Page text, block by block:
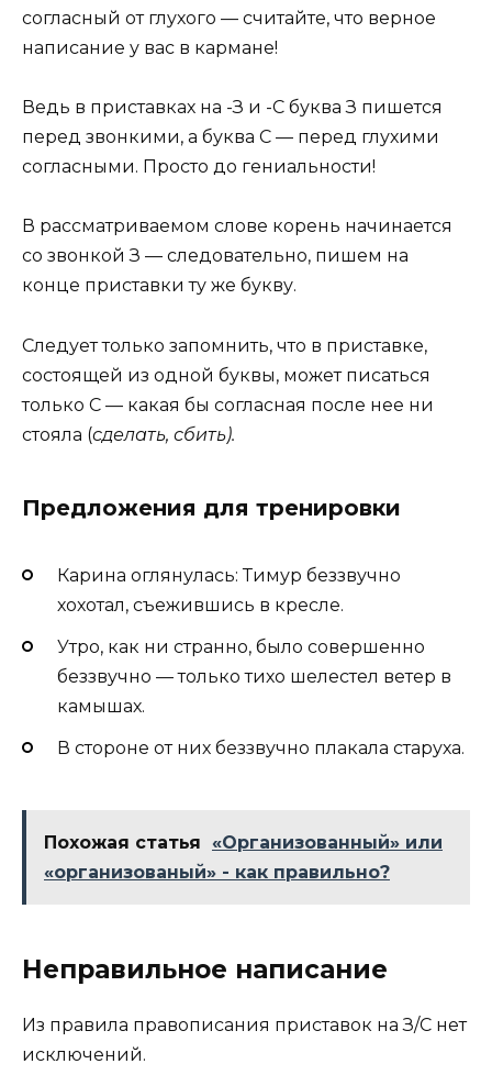
согласный от глухого — считайте, что верное
написание у вас в кармане!
Ведь в приставках на -З и -С буква З пишется
перед звонкими, а буква С — перед глухими
согласными. Просто до гениальности!
В рассматриваемом слове корень начинается
со звонкой З — следовательно, пишем на
конце приставки ту же букву.
Следует только запомнить, что в приставке,
состоящей из одной буквы, может писаться
только С — какая бы согласная после нее ни
стояла (сделать, сбить).
Предложения для тренировки
Карина оглянулась: Тимур беззвучно
хохотал, съежившись в кресле.
Утро, как ни странно, было совершенно
беззвучно — только тихо шелестел ветер в
камышах.
В стороне от них беззвучно плакала старуха.
Похожая статья
«Организованный» или
«организованый» - как правильно?
Неправильное написание
Из правила правописания приставок на З/С нет
исключений.